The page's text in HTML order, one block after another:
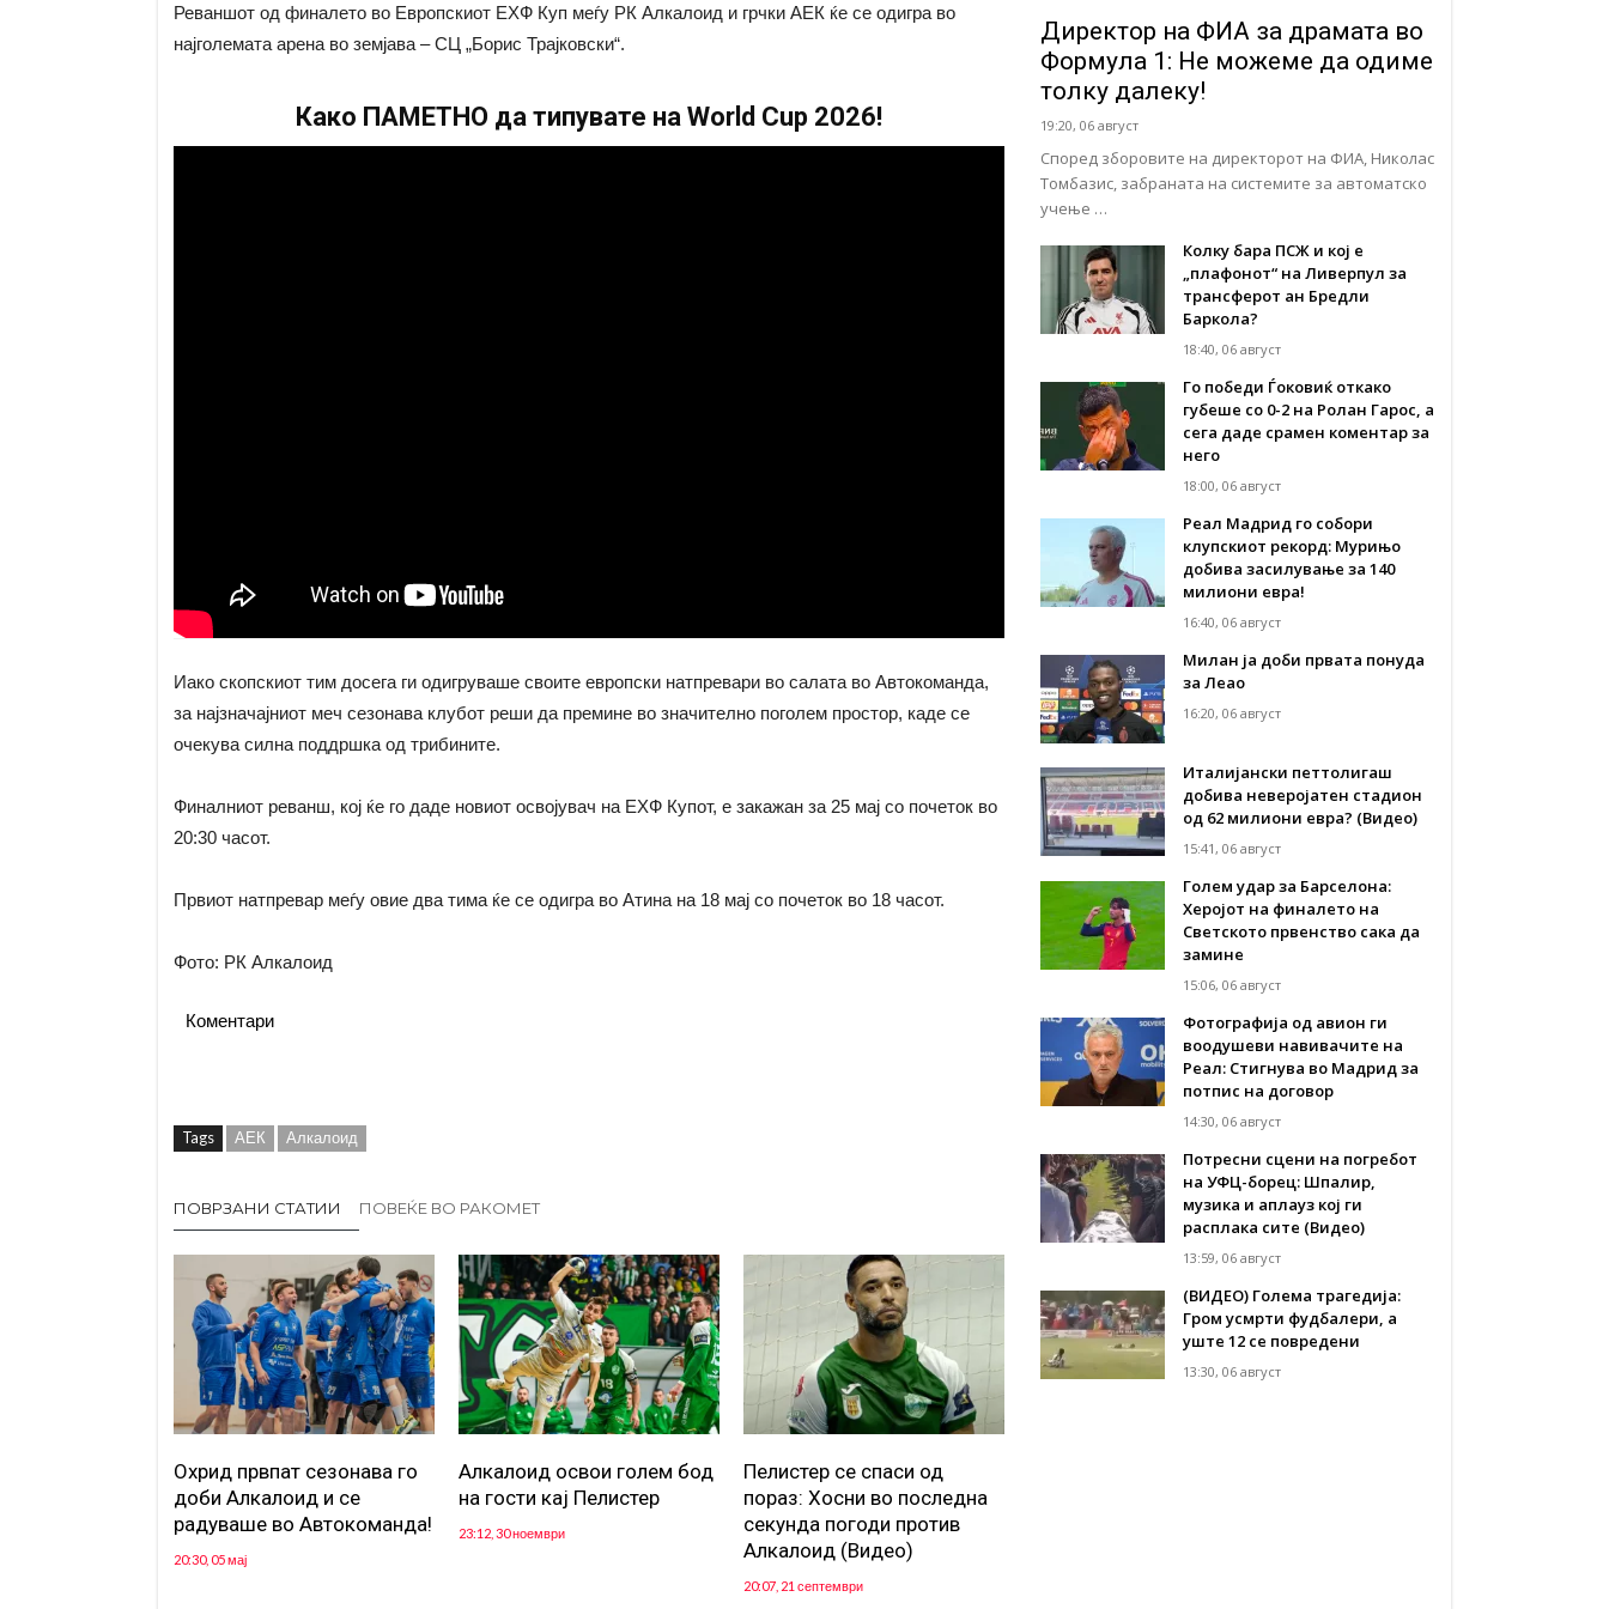
Реваншот од финалето во Европскиот ЕХФ Куп меѓу РК Алкалоид и грчки АЕК ќе се одигра во
најголемата арена во земјава – СЦ „Борис Трајковски“.
Како ПАМЕТНО да типувате на World Cup 2026!
Иако скопскиот тим досега ги одигруваше своите европски натпревари во салата во Автокоманда,
за најзначајниот меч сезонава клубот реши да премине во значително поголем простор, каде се
очекува силна поддршка од трибините.
Финалниот реванш, кој ќе го даде новиот освојувач на ЕХФ Купот, е закажан за 25 мај со почеток во
20:30 часот.
Првиот натпревар меѓу овие два тима ќе се одигра во Атина на 18 мај со почеток во 18 часот.
Фото: РК Алкалоид
Коментари
Tags АЕК Алкалоид
ПОВРЗАНИ СТАТИИ ПОВЕЌЕ ВО РАКОМЕТ
Oхрид првпат сезонава го
доби Алкалоид и се
радуваше во Автокоманда!
20:30, 05 мај
Алкалоид освои голем бод
на гости кај Пелистер
23:12, 30 ноември
Пелистер се спаси од
пораз: Хосни во последна
секунда погоди против
Алкалоид (Видео)
20:07, 21 септември
Директор на ФИА за драмата во
Формула 1: Не можеме да одиме
толку далеку!
19:20, 06 август
Според зборовите на директорот на ФИА, Николас
Томбазис, забраната на системите за автоматско
учење …
Колку бара ПСЖ и кој е
„плафонот“ на Ливерпул за
трансферот ан Бредли
Баркола?
18:40, 06 август
Го победи Ѓоковиќ откако
губеше со 0-2 на Ролан Гарос, а
сега даде срамен коментар за
него
18:00, 06 август
Реал Мадрид го собори
клупскиот рекорд: Мурињо
добива засилување за 140
милиони евра!
16:40, 06 август
Милан ја доби првата понуда
за Леао
16:20, 06 август
Италијански петтолигаш
добива неверојатен стадион
од 62 милиони евра? (Видео)
15:41, 06 август
Голем удар за Барселона:
Херојот на финалето на
Светското првенство сака да
замине
15:06, 06 август
Фотографија од авион ги
воодушеви навивачите на
Реал: Стигнува во Мадрид за
потпис на договор
14:30, 06 август
Потресни сцени на погребот
на УФЦ-борец: Шпалир,
музика и аплауз кој ги
расплака сите (Видео)
13:59, 06 август
(ВИДЕО) Голема трагедија:
Гром усмрти фудбалери, а
уште 12 се повредени
13:30, 06 август